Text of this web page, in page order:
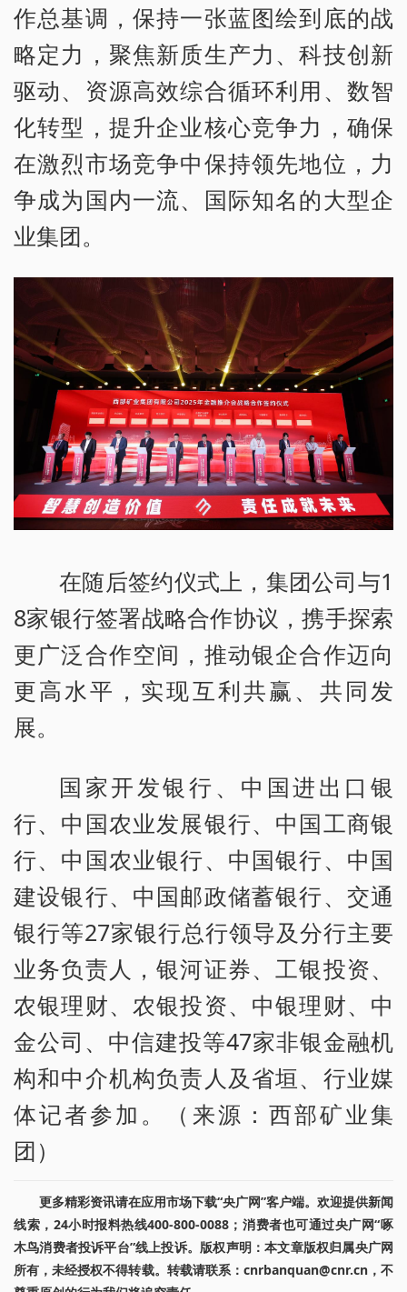
作总基调，保持一张蓝图绘到底的战
略定力，聚焦新质生产力、科技创新
驱动、资源高效综合循环利用、数智
化转型，提升企业核心竞争力，确保
在激烈市场竞争中保持领先地位，力
争成为国内一流、国际知名的大型企
业集团。
在随后签约仪式上，集团公司与1
8家银行签署战略合作协议，携手探索
更广泛合作空间，推动银企合作迈向
更高水平，实现互利共赢、共同发
展。
国家开发银行、中国进出口银
行、中国农业发展银行、中国工商银
行、中国农业银行、中国银行、中国
建设银行、中国邮政储蓄银行、交通
银行等27家银行总行领导及分行主要
业务负责人，银河证券、工银投资、
农银理财、农银投资、中银理财、中
金公司、中信建投等47家非银金融机
构和中介机构负责人及省垣、行业媒
体记者参加。（来源：西部矿业集
团）
更多精彩资讯请在应用市场下载“央广网”客户端。欢迎提供新闻
线索，24小时报料热线400-800-0088；消费者也可通过央广网“啄
木鸟消费者投诉平台”线上投诉。版权声明：本文章版权归属央广网
所有，未经授权不得转载。转载请联系：cnrbanquan@cnr.cn，不